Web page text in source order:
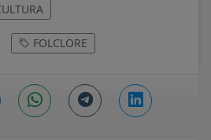
FOLCLORE